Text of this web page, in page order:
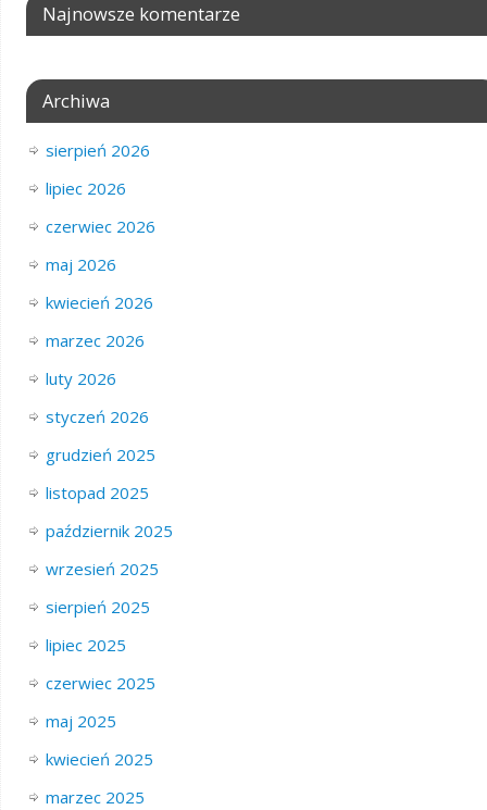
Najnowsze komentarze
Archiwa
sierpień 2026
lipiec 2026
czerwiec 2026
maj 2026
kwiecień 2026
marzec 2026
luty 2026
styczeń 2026
grudzień 2025
listopad 2025
październik 2025
wrzesień 2025
sierpień 2025
lipiec 2025
czerwiec 2025
maj 2025
kwiecień 2025
marzec 2025